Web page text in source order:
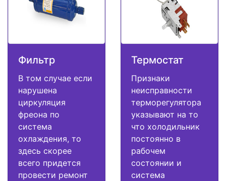
Фильтр
В том случае если
нарушена
циркуляция
фреона по
система
охлаждения, то
здесь скорее
всего придется
провести ремонт
Термостат
Признаки
неисправности
терморегулятора
указывают на то
что холодильник
постоянно в
рабочем
состоянии и
система